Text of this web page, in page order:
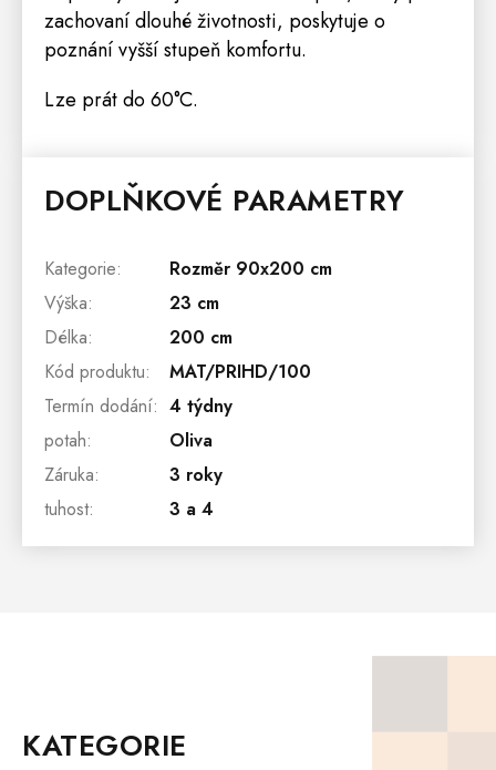
zachovaní dlouhé životnosti, poskytuje o
poznání vyšší stupeň komfortu.
Lze prát do60°C.
DOPLŇKOVÉ PARAMETRY
Kategorie:
Rozměr 90x200 cm
Výška:
23 cm
Délka:
200 cm
Kód produktu:
MAT/PRIHD/100
Termín dodání: 4 týdny
potah:
Oliva
Záruka:
3 roky
tuhost: 3 a 4
KATEGORIE